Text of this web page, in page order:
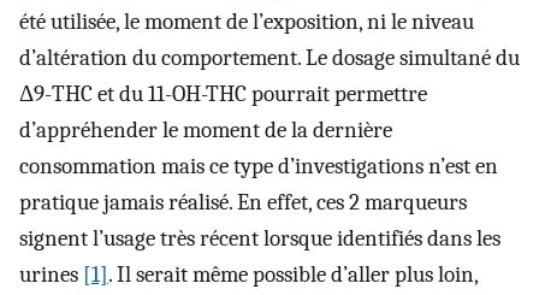
été utilisée, le moment de l’exposition, ni le niveau
d’altération du comportement. Le dosage simultané du
Δ9-THC et du 11-OH-THC pourrait permettre
d’appréhender le moment de la dernière
consommation mais ce type d’investigations n’est en
pratique jamais réalisé. En effet, ces 2 marqueurs
signent l’usage très récent lorsque identifiés dans les
urines [1]. Il serait même possible d’aller plus loin,